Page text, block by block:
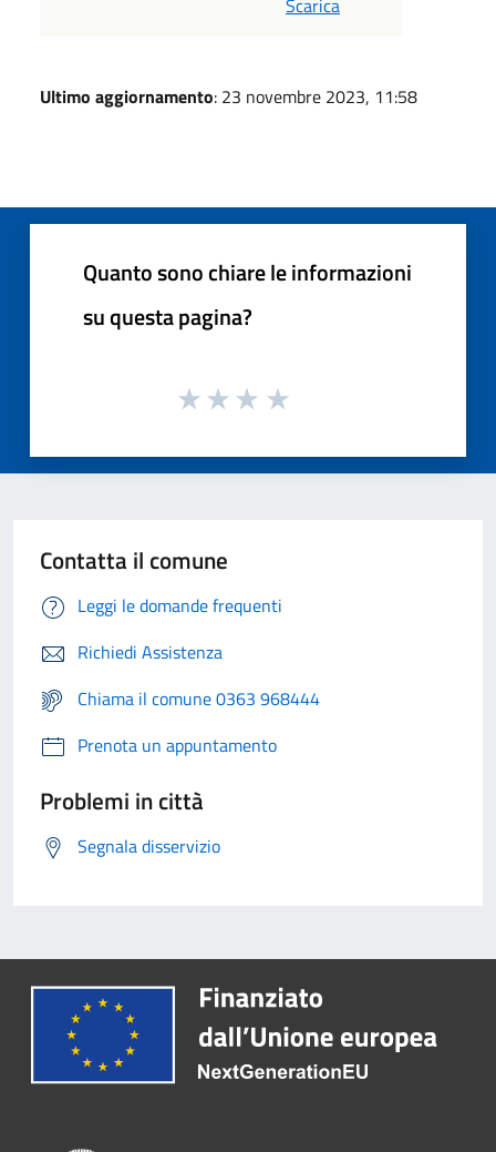
Ultimo aggiornamento: 23 novembre 2023, 11:58
Quanto sono chiare le informazioni
su questa pagina?
Contatta il comune
Leggi le domande frequenti
Richiedi Assistenza
Chiama il comune 0363 968444
Prenota un appuntamento
Problemi in città
Segnala disservizio